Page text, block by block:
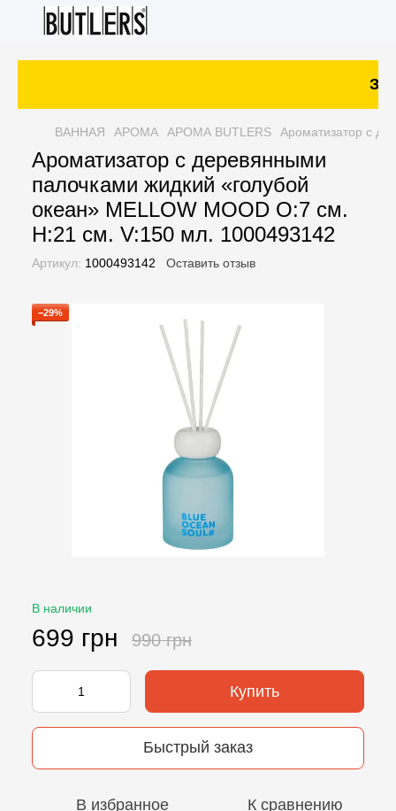
ВАННАЯ АРОМА АРОМА BUTLERS Ароматизатор с
Ароматизатор с деревянными
палочками жидкий «голубой
океан» MELLOW MOOD O:7 см.
H:21 см. V:150 мл. 1000493142
Артикул: 1000493142 Оставить отзыв
−29%
В наличии
699 грн 990 грн
Купить
Быстрый заказ
В избранное К сравнению